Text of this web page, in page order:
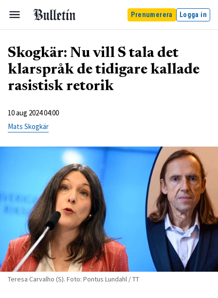
Prenumerera Logga in
Skogkär: Nu vill S tala det
klarspråk de tidigare kallade
rasistisk retorik
10 aug 2024 04:00
Mats Skogkär
Teresa Carvalho (S). Foto: Pontus Lundahl / TT